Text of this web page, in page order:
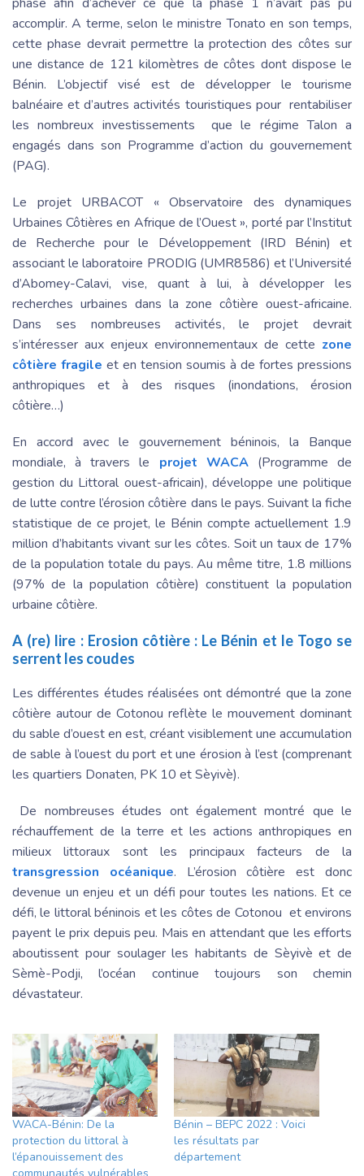
accomplir. A terme, selon le ministre Tonato en son temps,
cette phase devrait permettre la protection des côtes sur
une distance de 121 kilomètres de côtes dont dispose le
Bénin. L’objectif visé est de développer le tourisme
balnéaire et d’autres activités touristiques pour rentabiliser
les nombreux investissements que le régime Talon a
engagés dans son Programme d’action du gouvernement
(PAG).
Le projet URBACOT « Observatoire des dynamiques
Urbaines Côtières en Afrique de l’Ouest », porté par l’Institut
de Recherche pour le Développement (IRD Bénin) et
associant le laboratoire PRODIG (UMR8586) et l’Université
d’Abomey-Calavi, vise, quant à lui, à développer les
recherches urbaines dans la zone côtière ouest-africaine.
Dans ses nombreuses activités, le projet devrait
s’intéresser aux enjeux environnementaux de cette zone
côtière fragile et en tension soumis à de fortes pressions
anthropiques et à des risques (inondations, érosion
côtière…)
En accord avec le gouvernement béninois, la Banque
mondiale, à travers le projet WACA(Programme de
gestion du Littoral ouest-africain), développe une politique
de lutte contre l’érosion côtière dans le pays. Suivant la fiche
statistique de ce projet, le Bénin compte actuellement 1.9
million d’habitants vivant sur les côtes. Soit un taux de 17%
de la population totale du pays. Au même titre, 1.8 millions
(97% de la population côtière) constituent la population
urbaine côtière.
A (re) lire : Erosion côtière : Le Bénin et le Togo se
serrent les coudes
Les différentes études réalisées ont démontré que la zone
côtière autour de Cotonou reflète le mouvement dominant
du sable d’ouest en est, créant visiblement une accumulation
de sable à l’ouest du port et une érosion à l’est (comprenant
les quartiers Donaten, PK 10 et Sèyivè).
De nombreuses études ont également montré que le
réchauffement de la terre et les actions anthropiques en
milieux littoraux sont les principaux facteurs de la
transgression océanique. L’érosion côtière est donc
devenue un enjeu et un défi pour toutes les nations. Et ce
défi, le littoral béninois et les côtes de Cotonou et environs
payent le prix depuis peu. Mais en attendant que les efforts
aboutissent pour soulager les habitants de Sèyivè et de
Sèmè-Podji, l’océan continue toujours son chemin
dévastateur.
WACA-Bénin: De la
protection du littoral à
l’épanouissement des
Bénin – BEPC 2022 : Voici
les résultats par
département